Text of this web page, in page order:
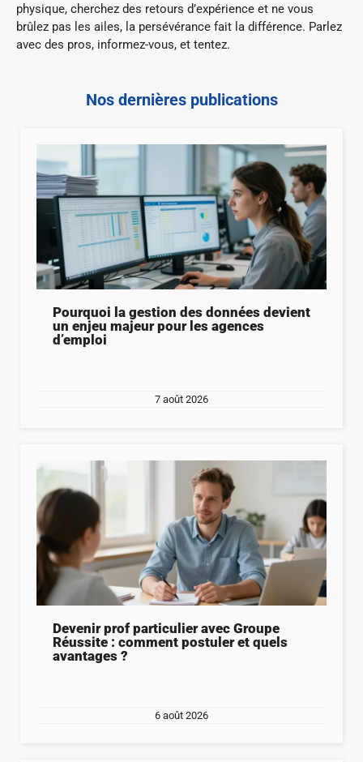
physique, cherchez des retours d’expérience et ne vous
brûlez pas les ailes, la persévérance fait la différence. Parlez
avec des pros, informez-vous, et tentez.
Nos dernières publications
Pourquoi la gestion des données devient
un enjeu majeur pour les agences
d’emploi
7 août 2026
Devenir prof particulier avec Groupe
Réussite : comment postuler et quels
avantages ?
6 août 2026